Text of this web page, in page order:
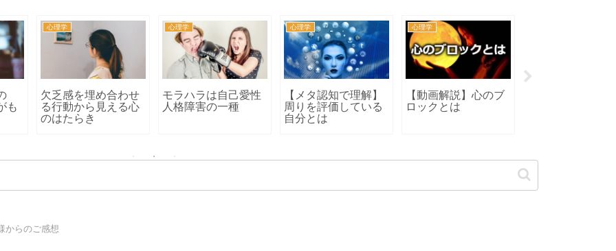
も
心理学
欠乏感を埋め合わせ
る行動から見える心
のはたらき
心理学
モラハラは自己愛性
人格障害の一種
心理学
【メタ認知で理解】
周りを評価している
自分とは
心理学
【動画解説】心のブ
ロックとは
からのご感想